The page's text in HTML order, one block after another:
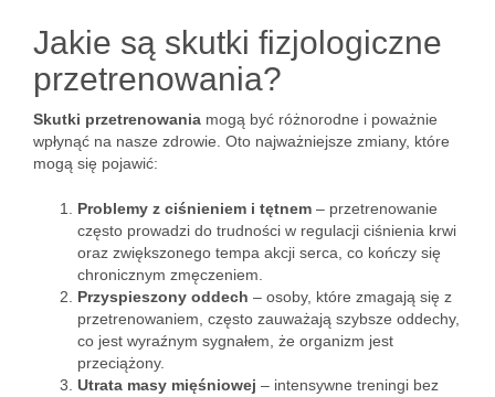
Jakie są skutki fizjologiczne
przetrenowania?
Skutki przetrenowania mogą być różnorodne i poważnie
wpłynąć na nasze zdrowie. Oto najważniejsze zmiany, które
mogą się pojawić:
Problemy z ciśnieniem i tętnem – przetrenowanie
często prowadzi do trudności w regulacji ciśnienia krwi
oraz zwiększonego tempa akcji serca, co kończy się
chronicznym zmęczeniem.
Przyspieszony oddech – osoby, które zmagają się z
przetrenowaniem, często zauważają szybsze oddechy,
co jest wyraźnym sygnałem, że organizm jest
przeciążony.
Utrata masy mięśniowej – intensywne treningi bez